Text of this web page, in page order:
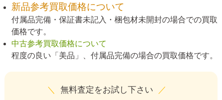
新品参考買取価格について
付属品完備・保証書未記入・梱包材未開封の場合での買取
価格です。
中古参考買取価格について
程度の良い「美品」、付属品完備の場合の買取価格です。
＼ 無料査定をお試し下さい ／